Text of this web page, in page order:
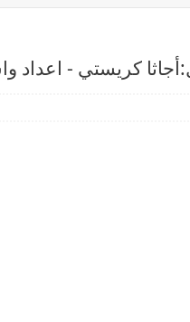
كريستي -